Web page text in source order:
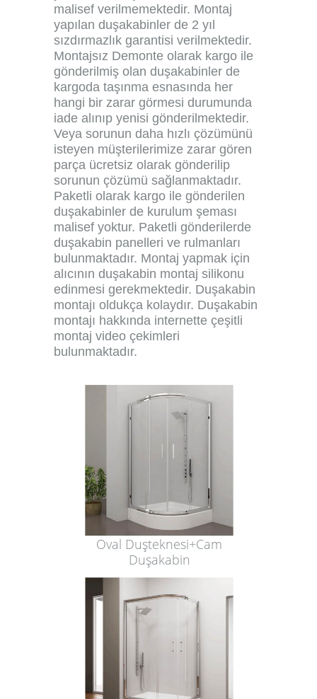
malisef verilmemektedir. Montaj
yapılan duşakabinler de 2 yıl
sızdırmazlık garantisi verilmektedir.
Montajsız Demonte olarak kargo ile
gönderilmiş olan duşakabinler de
kargoda taşınma esnasında her
hangi bir zarar görmesi durumunda
iade alınıp yenisi gönderilmektedir.
Veya sorunun daha hızlı çözümünü
isteyen müşterilerimize zarar gören
parça ücretsiz olarak gönderilip
sorunun çözümü sağlanmaktadır.
Paketli olarak kargo ile gönderilen
duşakabinler de kurulum şeması
malisef yoktur. Paketli gönderilerde
duşakabin panelleri ve rulmanları
bulunmaktadır. Montaj yapmak için
alıcının duşakabin montaj silikonu
edinmesi gerekmektedir. Duşakabin
montajı oldukça kolaydır. Duşakabin
montajı hakkında internette çeşitli
montaj video çekimleri
bulunmaktadır.
Oval Duşteknesi+Cam
Duşakabin